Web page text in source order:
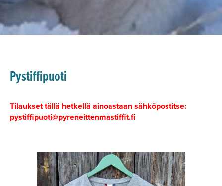
Pystiffipuoti
Tilaukset tällä hetkellä ainoastaan sähköpostitse:
pystiffipuoti@pyreneittenmastiffit.fi